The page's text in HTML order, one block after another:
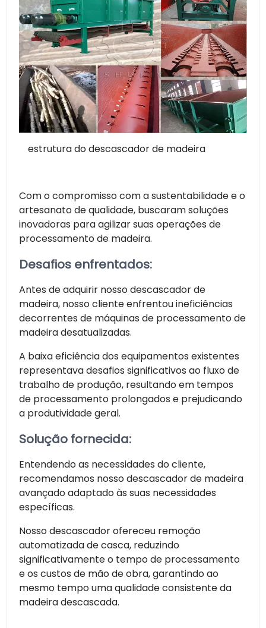
estrutura do descascador de madeira
Com o compromisso com a sustentabilidade e o
artesanato de qualidade, buscaram soluções
inovadoras para agilizar suas operações de
processamento de madeira.
Desafios enfrentados:
Antes de adquirir nosso descascador de
madeira, nosso cliente enfrentou ineficiências
decorrentes de máquinas de processamento de
madeira desatualizadas.
A baixa eficiência dos equipamentos existentes
representava desafios significativos ao fluxo de
trabalho de produção, resultando em tempos
de processamento prolongados e prejudicando
a produtividade geral.
Solução fornecida:
Entendendo as necessidades do cliente,
recomendamos nosso descascador de madeira
avançado adaptado às suas necessidades
específicas.
Nosso descascador ofereceu remoção
automatizada de casca, reduzindo
significativamente o tempo de processamento
e os custos de mão de obra, garantindo ao
mesmo tempo uma qualidade consistente da
madeira descascada.